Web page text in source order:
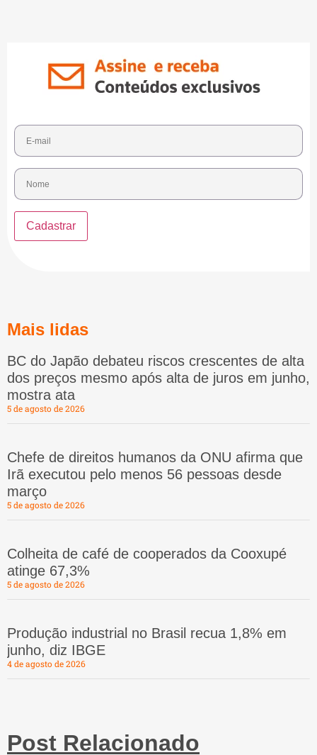
Mais lidas
BC do Japão debateu riscos crescentes de alta
dos preços mesmo após alta de juros em junho,
mostra ata
5 de agosto de 2026
Chefe de direitos humanos da ONU afirma que
Irã executou pelo menos 56 pessoas desde
março
5 de agosto de 2026
Colheita de café de cooperados da Cooxupé
atinge 67,3%
5 de agosto de 2026
Produção industrial no Brasil recua 1,8% em
junho, diz IBGE
4 de agosto de 2026
Post Relacionado